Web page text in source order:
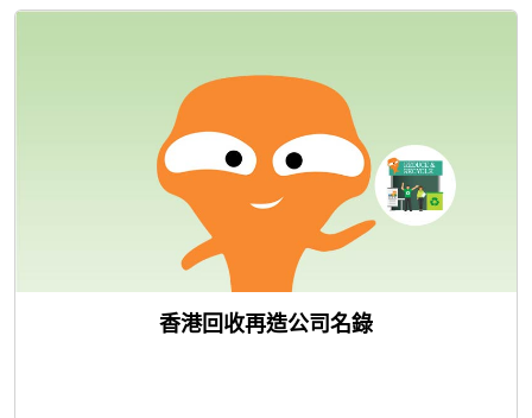
香港回收再造公司名錄